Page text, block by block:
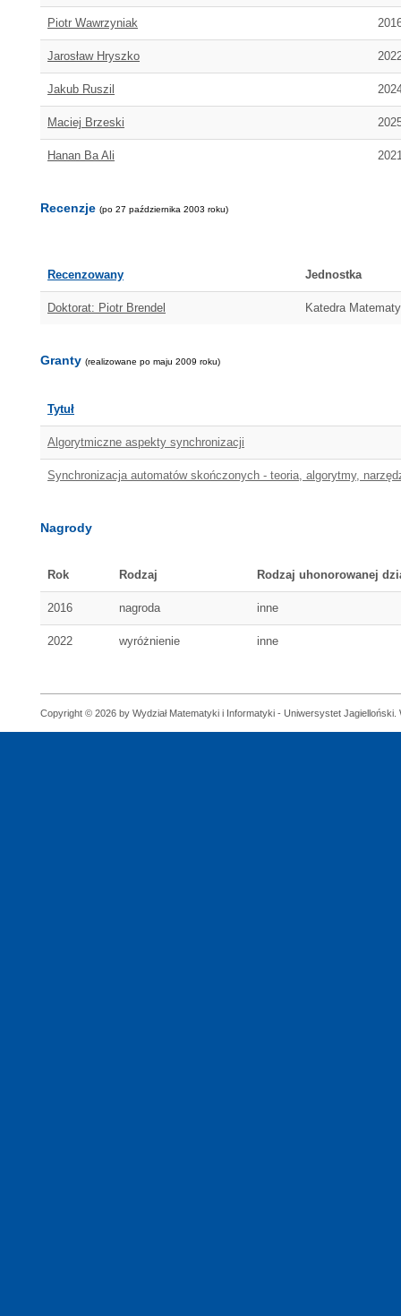
Piotr Wawrzyniak
Jarosław Hryszko
Jakub Ruszil
Maciej Brzeski
Hanan Ba Ali
Recenzje (po 27 października 2003 roku)
Recenzowany Jednostka
Doktorat: Piotr Brendel Katedra
Granty (realizowane po maju 2009 roku)
Tytuł
Algorytmiczne aspekty synchronizacji
Synchronizacja automatów skończonych - teoria, algorytmy,
Nagrody
Rok Rodzaj Rodzaj uhonorowanej
2016 nagroda inne
2022 wyróżnienie inne
Copyright © 2026 by Wydział Matematyki i Informatyki - Uniwersystet